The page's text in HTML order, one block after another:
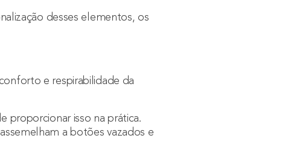
desses elementos, os
e respirabilidade da
proporcionar isso na prática.
a botões vazados e